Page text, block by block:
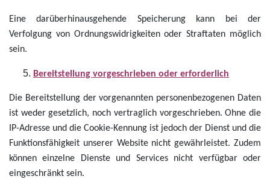
Eine darüberhinausgehende Speicherung kann bei der
Verfolgung von Ordnungswidrigkeiten oder Straftaten möglich
sein.
Bereitstellung vorgeschrieben oder erforderlich
Die Bereitstellung der vorgenannten personenbezogenen Daten
ist weder gesetzlich, noch vertraglich vorgeschrieben. Ohne die
IP-Adresse und die Cookie-Kennung ist jedoch der Dienst und die
Funktionsfähigkeit unserer Website nicht gewährleistet. Zudem
können einzelne Dienste und Services nicht verfügbar oder
eingeschränkt sein.